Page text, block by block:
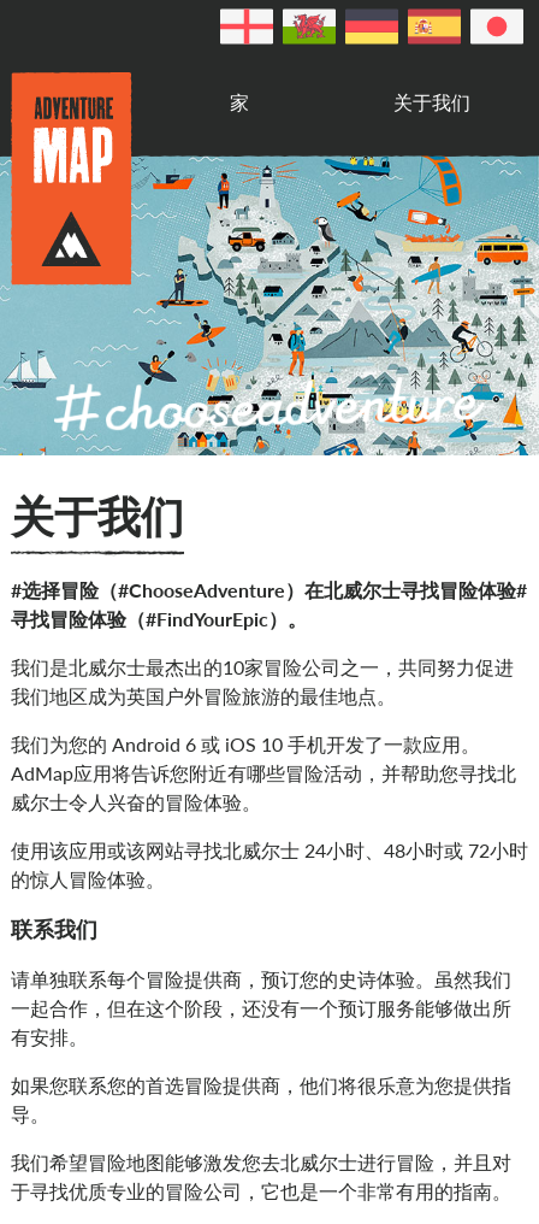
家 关于我们
关于我们
#选择冒险（#ChooseAdventure） 在北威尔士寻找冒险体验#
寻找冒险体验（#FindYourEpic） 。
我们是北威尔士最杰出的10家冒险公司之一，共同努力促进
我们地区成为英国户外冒险旅游的最佳地点。
我们为您的 Android 6 或 iOS 10 手机开发了一款应用。
AdMap应用将告诉您附近有哪些冒险活动，并帮助您寻找北
威尔士令人兴奋的冒险体验。
使用该应用或该网站寻找北威尔士 24小时、48小时或 72小时
的惊人冒险体验。
联系我们
请单独联系每个冒险提供商，预订您的史诗体验。虽然我们
一起合作，但在这个阶段，还没有一个预订服务能够做出所
有安排。
如果您联系您的首选冒险提供商，他们将很乐意为您提供指
导。
我们希望冒险地图能够激发您去北威尔士进行冒险，并且对
于寻找优质专业的冒险公司，它也是一个非常有用的指南。